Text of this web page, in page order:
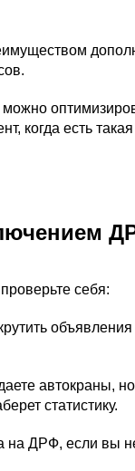
когда есть
себя:
автокраны,
статистику.
на ДРФ, если вы